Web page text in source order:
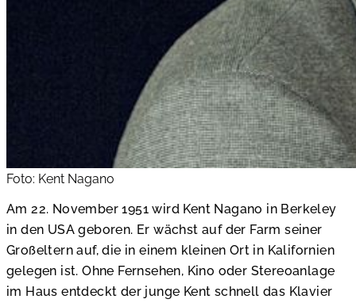
Foto: Kent Nagano
Am 22. November 1951 wird Kent Nagano in Berkeley
in den USA geboren. Er wächst auf der Farm seiner
Großeltern auf, die in einem kleinen Ort in Kalifornien
gelegen ist. Ohne Fernsehen, Kino oder Stereoanlage
im Haus entdeckt der junge Kent schnell das Klavier